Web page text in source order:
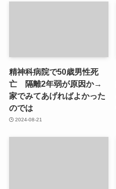
精神科病院で50歳男性死
亡 隔離2年弱が原因か→
家でみてあげればよかった
のでは
2024-08-21